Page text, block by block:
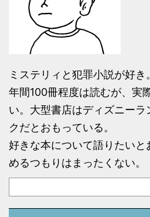
ミステリィと犯罪小説が好き。
年間100冊程度は読むが、実
い。大型書店はディズニー
クだとおもっている。
好きな本について語りたい
めるつもりはまったくない。